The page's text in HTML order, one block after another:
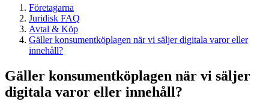
Företagarna
Juridisk FAQ
Avtal & Köp
Gäller konsumentköplagen när vi säljer digitala varor eller
innehåll?
Gäller konsumentköplagen när vi säljer
digitala varor eller innehåll?